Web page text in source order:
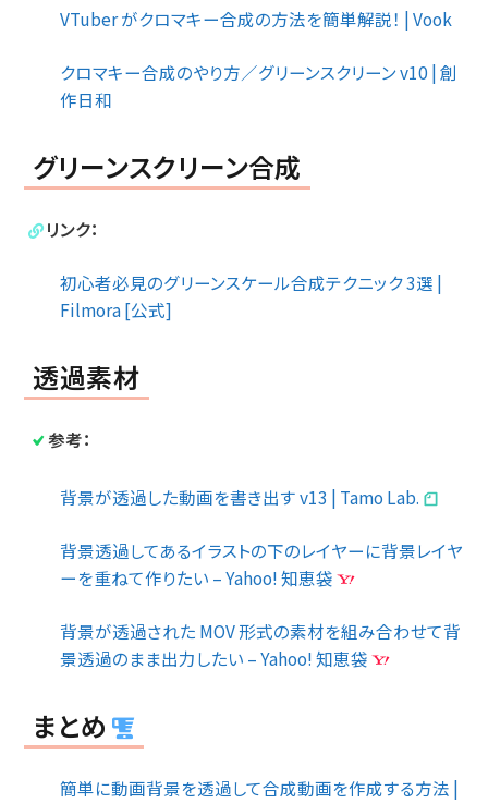
VTuber がクロマキー合成の方法を簡単解説！ | Vook
クロマキー合成のやり方／グリーンスクリーン v10 | 創
作日和
グリーンスクリーン合成
リンク：
初心者必見のグリーンスケール合成テクニック 3選 |
Filmora [公式]
透過素材
参考：
背景が透過した動画を書き出す v13 | Tamo Lab.
背景透過してあるイラストの下のレイヤーに背景レイヤ
ーを重ねて作りたい – Yahoo! 知恵袋
背景が透過された MOV 形式の素材を組み合わせて背
景透過のまま出力したい – Yahoo! 知恵袋
まとめ
簡単に動画背景を透過して合成動画を作成する方法 |